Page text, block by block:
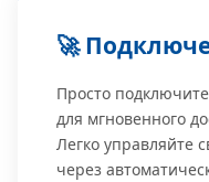
🚀
Просто
для мгновенного
Легко управляйте
через